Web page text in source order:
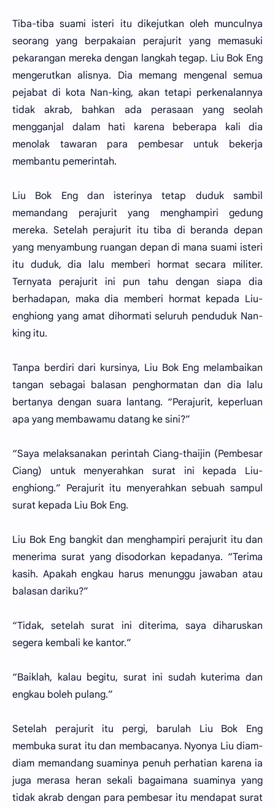
Tiba-tiba suami isteri itu dikejutkan oleh munculnya
seorang yang berpakaian perajurit yang memasuki
pekarangan mereka dengan langkah tegap. Liu Bok Eng
mengerutkan alisnya. Dia memang mengenal semua
pejabat di kota Nan-king, akan tetapi perkenalannya
tidak akrab, bahkan ada perasaan yang seolah
mengganjal dalam hati karena beberapa kali dia
menolak tawaran para pembesar untuk bekerja
membantu pemerintah.
Liu Bok Eng dan isterinya tetap duduk sambil
memandang perajurit yang menghampiri gedung
mereka. Setelah perajurit itu tiba di beranda depan
yang menyambung ruangan depan di mana suami isteri
itu duduk, dia lalu memberi hormat secara militer.
Ternyata perajurit ini pun tahu dengan siapa dia
berhadapan, maka dia memberi hormat kepada Liu-
enghiong yang amat dihormati seluruh penduduk Nan-
king itu.
Tanpa berdiri dari kursinya, Liu Bok Eng melambaikan
tangan sebagai balasan penghormatan dan dia lalu
bertanya dengan suara lantang. “Perajurit, keperluan
apa yang membawamu datang ke sini?”
“Saya melaksanakan perintah Ciang-thaijin (Pembesar
Ciang) untuk menyerahkan surat ini kepada Liu-
enghiong.” Perajurit itu menyerahkan sebuah sampul
surat kepada Liu Bok Eng.
Liu Bok Eng bangkit dan menghampiri perajurit itu dan
menerima surat yang disodorkan kepadanya. “Terima
kasih. Apakah engkau harus menunggu jawaban atau
balasan dariku?”
“Tidak, setelah surat ini diterima, saya diharuskan
segera kembali ke kantor.”
“Baiklah, kalau begitu, surat ini sudah kuterima dan
engkau boleh pulang.”
Setelah perajurit itu pergi, barulah Liu Bok Eng
membuka surat itu dan membacanya. Nyonya Liu diam-
diam memandang suaminya penuh perhatian karena ia
juga merasa heran sekali bagaimana suaminya yang
tidak akrab dengan para pembesar itu mendapat surat